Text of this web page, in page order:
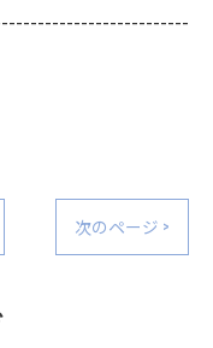
次のページ >